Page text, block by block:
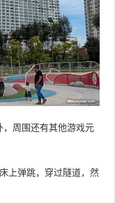
，周围还有其他游戏元
上弹跳，穿过隧道，然